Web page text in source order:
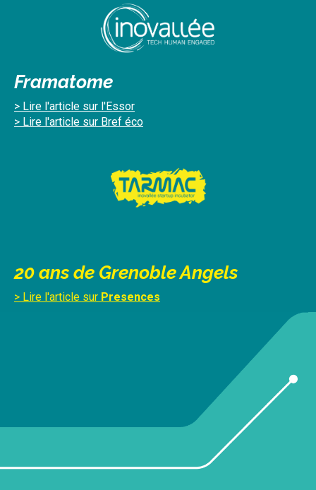
Framatome
> Lire l'article sur l'Essor
> Lire l'article sur Bref éco
20 ans de Grenoble Angels
> Lire l'article sur Presences